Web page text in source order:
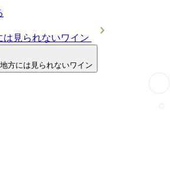
は見られないワイン
方には見られないワイン